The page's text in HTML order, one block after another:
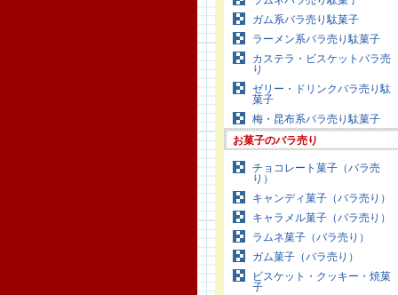
ガム系バラ売り駄菓子
ラーメン系バラ売り駄菓子
カステラ・ビスケットバラ売
り
ゼリー・ドリンクバラ売り駄
菓子
梅・昆布系バラ売り駄菓子
お菓子のバラ売り
チョコレート菓子（バラ売
り）
キャンディ菓子（バラ売り）
キャラメル菓子（バラ売り）
ラムネ菓子（バラ売り）
ガム菓子（バラ売り）
ビスケット・クッキー・焼菓
子